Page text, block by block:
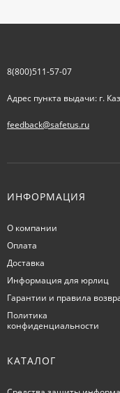
8(800)511-57-07
Адрес пункта выдачи: г.
feedback@safetus.ru
ИНФОРМАЦИЯ
О компании
Оплата
Доставка
Информация для юрлиц
Гарантии и правила
Политика
конфиденциальности
КАТАЛОГ